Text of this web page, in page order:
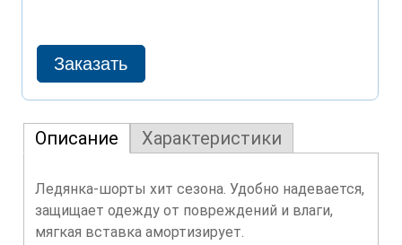
Описание Характеристики
Ледянка-шорты хит сезона. Удобно надевается,
защищает одежду от повреждений и влаги,
мягкая вставка амортизирует.